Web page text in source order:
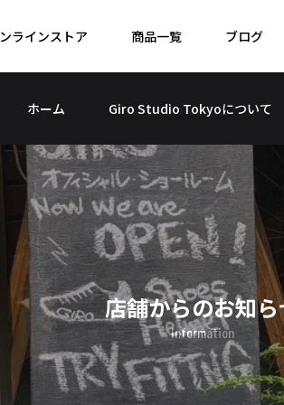
ラインストア 商品一覧 ブログ
ホーム Giro Studio Tokyoについて
店舗からのお知ら
Information